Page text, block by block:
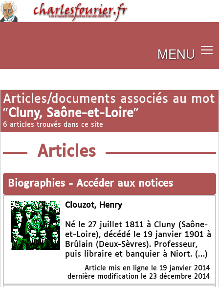
MENU
Articles/documents associés au mot
"Cluny, Saône-et-Loire"
6 articles trouvés dans ce site
Articles
Biographies - Accéder aux notices
Clouzot, Henry
Né le 27 juillet 1811 à Cluny (Saône-
et-Loire), décédé le 19 janvier 1901 à
Brûlain (Deux-Sèvres). Professeur,
puis libraire et banquier à Niort. (…)
Article mis en ligne le 19 janvier 2014
dernière modification le 23 décembre 2014